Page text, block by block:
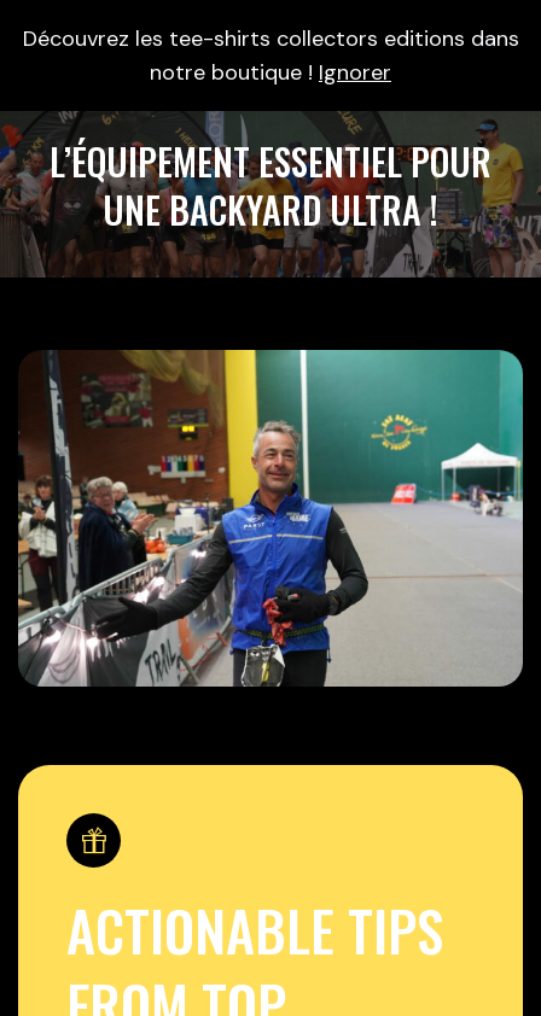
Découvrez les tee-shirts collectors editions dans
notre boutique ! Ignorer
0
L’ÉQUIPEMENT ESSENTIEL POUR
UNE BACKYARD ULTRA !
ACTIONABLE TIPS